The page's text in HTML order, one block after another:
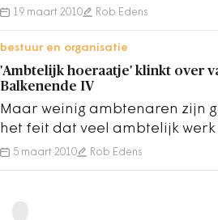
Hirsch Ballin, Pieter van Geel,
19 maart 2010 Rob Edens
bestuur en organisatie
'Ambtelijk hoeraatje' klinkt over
Balkenende IV
Maar weinig ambtenaren zijn
het feit dat veel ambtelijk
kan door de val van het
5 maart 2010 Rob Edens